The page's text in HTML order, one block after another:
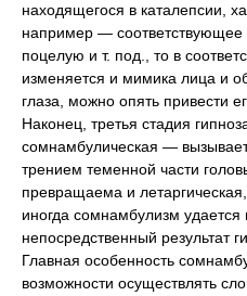
находящегося в каталепсии,
например —
поцелую и т. под., то в
изменяется и мимика лица и
глаза, можно опять привести
Наконец, третья стадия
сомнамбулическая —
трением теменной части
превращаема и
иногда сомнамбулизм удается
непосредственный результат
Главная особенность
возможности осуществлять